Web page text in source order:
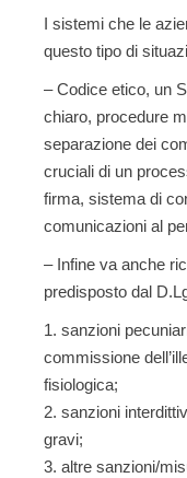
I sistemi che le
questo tipo di
– Codice etico, un
chiaro, procedure
separazione dei
cruciali di un
firma, sistema di
comunicazioni al
– Infine va anche
predisposto dal
sanzioni
commissione
fisiologica;
sanzioni
gravi;
altre sanzioni/